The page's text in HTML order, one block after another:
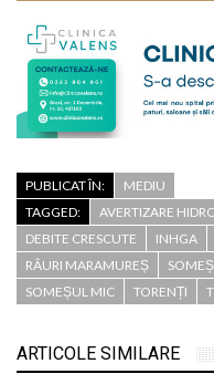
PUBLICAT ÎN:
MEDIU
TAGGED:
AVERTIZARE
DEBITE CRESCUTE
INHGA
RÂURI MARAMUREȘ
SOMEȘ
SOMEȘUL MIC
TORENȚI
ARTICOLE SIMILARE